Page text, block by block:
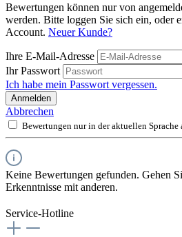
Bewertungen können nur von
werden. Bitte loggen Sie sich ein, oder
Account. Neuer Kunde?
Ihre E-Mail-Adresse
Ihr Passwort
Ich habe mein Passwort vergessen.
Anmelden
Abbrechen
Bewertungen nur in der aktuellen Sprache
Keine Bewertungen gefunden. Gehen
Erkenntnisse mit anderen.
Service-Hotline